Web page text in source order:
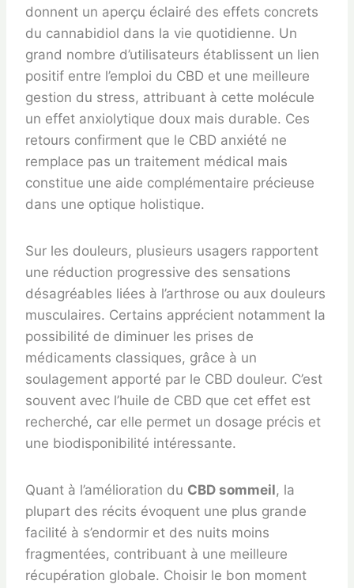
donnent un aperçu éclairé des effets concrets
du cannabidiol dans la vie quotidienne. Un
grand nombre d’utilisateurs établissent un lien
positif entre l’emploi du CBD et une meilleure
gestion du stress, attribuant à cette molécule
un effet anxiolytique doux mais durable. Ces
retours confirment que le CBD anxiété ne
remplace pas un traitement médical mais
constitue une aide complémentaire précieuse
dans une optique holistique.
Sur les douleurs, plusieurs usagers rapportent
une réduction progressive des sensations
désagréables liées à l’arthrose ou aux douleurs
musculaires. Certains apprécient notamment la
possibilité de diminuer les prises de
médicaments classiques, grâce à un
soulagement apporté par le CBD douleur. C’est
souvent avec l’huile de CBD que cet effet est
recherché, car elle permet un dosage précis et
une biodisponibilité intéressante.
Quant à l’amélioration du CBD sommeil, la
plupart des récits évoquent une plus grande
facilité à s’endormir et des nuits moins
fragmentées, contribuant à une meilleure
récupération globale. Choisir le bon moment